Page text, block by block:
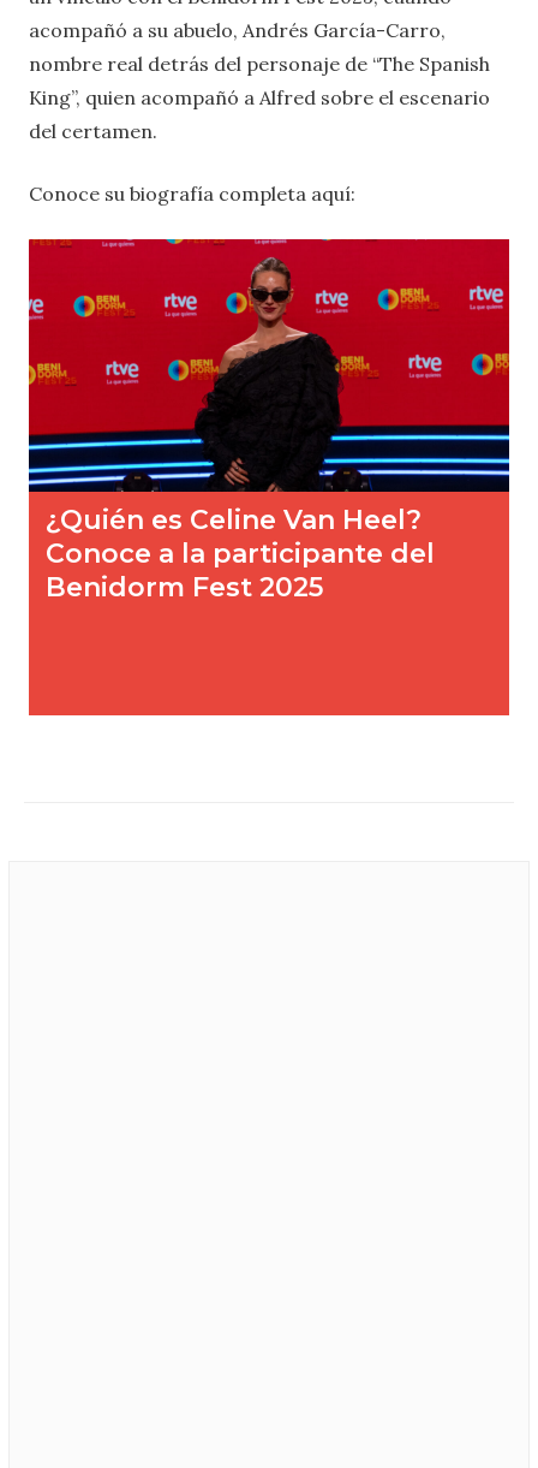
acompañó a su abuelo, Andrés García-Carro,
nombre real detrás del personaje de “The Spanish
King”, quien acompañó a Alfred sobre el escenario
del certamen.
Conoce su biografía completa aquí: